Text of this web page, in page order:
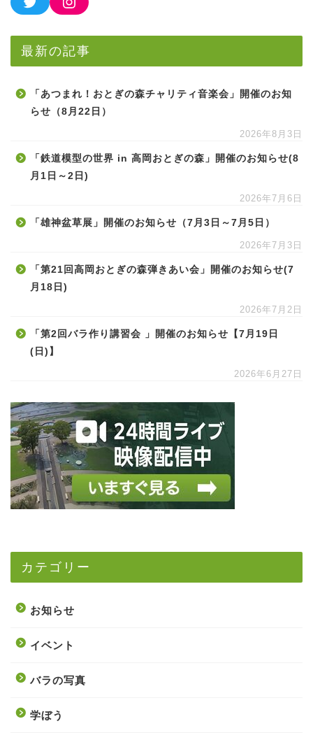
最新の記事
「あつまれ！おとぎの森チャリティ音楽会」開催のお知
らせ（8月22日）
2026年8月3日
「鉄道模型の世界 in 高岡おとぎの森」開催のお知らせ(8
月1日～2日)
2026年7月6日
「雄神盆草展」開催のお知らせ（7月3日～7月5日）
2026年7月3日
「第21回高岡おとぎの森弾きあい会」開催のお知らせ(7
月18日)
2026年7月2日
「第2回バラ作り講習会 」開催のお知らせ【7月19日
(日)】
2026年6月27日
カテゴリー